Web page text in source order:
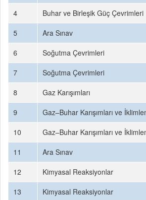
4
Buhar ve Birleşik Güç Çevrimleri
5
Ara Sınav
6
Soğutma Çevrimleri
7
Soğutma Çevrimleri
8
Gaz Karışımları
9
Gaz–Buhar Karışımları ve
10
Gaz–Buhar Karışımları ve
11
Ara Sınav
12
Kimyasal Reaksiyonlar
13
Kimyasal Reaksiyonlar